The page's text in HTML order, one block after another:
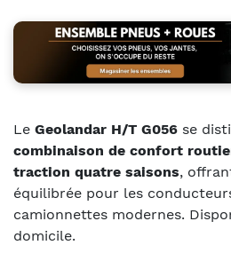
Le Geolandar H/T G056 se
combinaison de confort
traction quatre saisons,
équilibrée pour les
camionnettes modernes.
domicile.